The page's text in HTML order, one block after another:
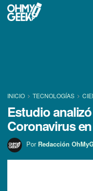
INICIO TECNOLOGÍ­AS
Estudio
Coronavirus
Por Redacción